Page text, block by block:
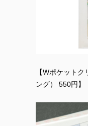
【Wポケット
ング） 550円】